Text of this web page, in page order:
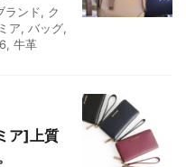
ランド, ク
ア, バッグ,
, 牛革
ア]上質